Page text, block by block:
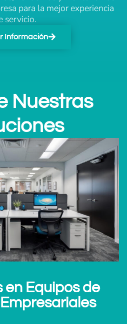
para la mejor experiencia
servicio.
Información
Nuestras
en Equipos de